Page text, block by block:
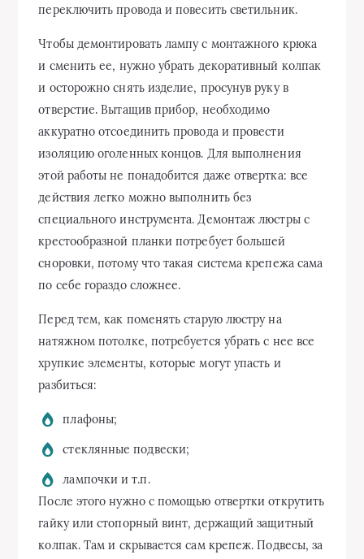
переключить провода и повесить светильник.
Чтобы демонтировать лампу с монтажного крюка
и сменить ее, нужно убрать декоративный колпак
и осторожно снять изделие, просунув руку в
отверстие. Вытащив прибор, необходимо
аккуратно отсоединить провода и провести
изоляцию оголенных концов. Для выполнения
этой работы не понадобится даже отвертка: все
действия легко можно выполнить без
специального инструмента. Демонтаж люстры с
крестообразной планки потребует большей
сноровки, потому что такая система крепежа сама
по себе гораздо сложнее.
Перед тем, как поменять старую люстру на
натяжном потолке, потребуется убрать с нее все
хрупкие элементы, которые могут упасть и
разбиться:
плафоны;
стеклянные подвески;
лампочки и т.п.
После этого нужно с помощью отвертки открутить
гайку или стопорный винт, держащий защитный
колпак. Там и скрывается сам крепеж. Подвесы, за